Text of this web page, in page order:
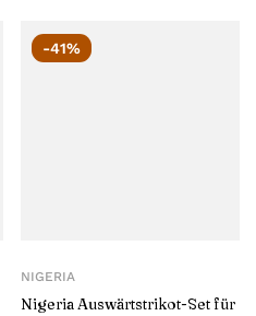
-41%
NIGERIA
Nigeria Auswärtstrikot-Set für